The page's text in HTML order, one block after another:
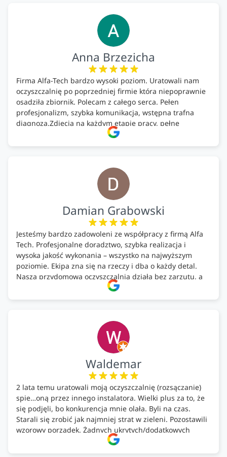
Anna Brzezicha
Firma Alfa-Tech bardzo wysoki poziom. Uratowali nam
oczyszczalnię po poprzedniej firmie która niepoprawnie
osadziła zbiornik. Polecam z całego serca. Pełen
profesjonalizm, szybka komunikacja, wstępna trafna
diagnoza.Zdjęcia na każdym etapie pracy, pełne
doradztwo.Dobrze wyszkoleni i znający się na rzeczy.
Podsumowując ekipa na wysokim poziomie, rzetelna.
Damian Grabowski
Jesteśmy bardzo zadowoleni ze współpracy z firmą Alfa
Tech. Profesjonalne doradztwo, szybka realizacja i
wysoka jakość wykonania – wszystko na najwyższym
poziomie. Ekipa zna się na rzeczy i dba o każdy detal.
Nasza przydomowa oczyszczalnia działa bez zarzutu, a
całość została wykonana zgodnie z terminem i
ustaleniami. Z czystym sumieniem polecamy Alfa Tech
ekologicznych rozwiązań!🍀
Waldemar
2 lata temu uratowali moją oczyszczalnię (rozsączanie)
spie…oną przez innego instalatora. Wielki plus za to, że
się podjęli, bo konkurencja mnie olała. Byli na czas.
Starali się zrobić jak najmniej strat w zieleni. Pozostawili
wzorowy porządek. Żadnych ukrytych/dodatkowych
kosztów. Zaskoczenie. Kontakt bardzo OK. Obsługa
pomontażowa również OK. A ich środki do oczyszczalni –